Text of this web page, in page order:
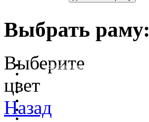
Выбрать раму:
очистить фильтр цвета
Выберите
цвет
Назад